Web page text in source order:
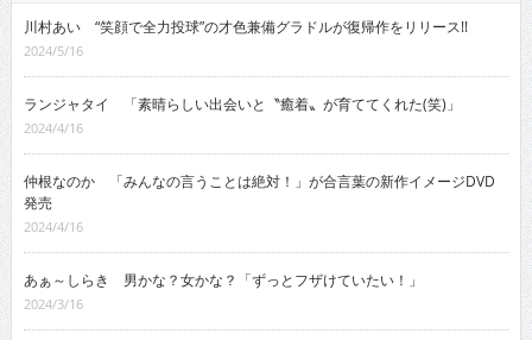
川村あい “笑顔で全力投球”の才色兼備グラドルが復帰作をリリース!!
2024/5/16
ランジャタイ 「素晴らしい出会いと〝癒着〟が育ててくれた(笑)」
2024/4/16
仲根なのか 「みんなの言うことは絶対！」が合言葉の新作イメージDVD
発売
2024/4/16
あぁ～しらき 男かな？女かな？「ずっとフザけていたい！」
2024/3/16